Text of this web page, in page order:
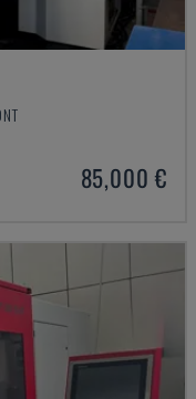
85,000 €